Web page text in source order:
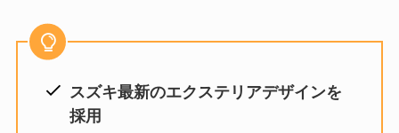
スズキ最新のエクステリアデザインを
採用